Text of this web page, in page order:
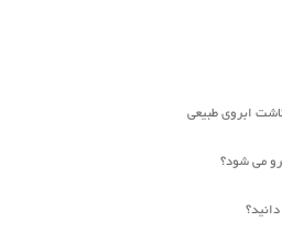
ابروی طبیعی
می شود؟